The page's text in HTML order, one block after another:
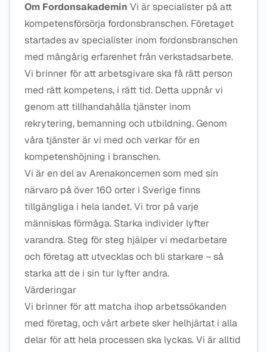
Om Fordonsakademin Vi är specialister på att
kompetensförsörja fordonsbranschen. Företaget
startades av specialister inom fordonsbranschen
med mångårig erfarenhet från verkstadsarbete.
Vi brinner för att arbetsgivare ska få rätt person
med rätt kompetens, i rätt tid. Detta uppnår vi
genom att tillhandahålla tjänster inom
rekrytering, bemanning och utbildning. Genom
våra tjänster är vi med och verkar för en
kompetenshöjning i branschen.
Vi är en del av Arenakoncernen som med sin
närvaro på över 160 orter i Sverige finns
tillgängliga i hela landet. Vi tror på varje
människas förmåga. Starka individer lyfter
varandra. Steg för steg hjälper vi medarbetare
och företag att utvecklas och bli starkare – så
starka att de i sin tur lyfter andra.
Värderingar
Vi brinner för att matcha ihop arbetssökanden
med företag, och vårt arbete sker helhjärtat i alla
delar för att hela processen ska lyckas. Vi är alltid